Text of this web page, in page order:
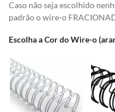
Caso não seja escolhido
padrão o wire-o
Escolha a Cor do Wire-o